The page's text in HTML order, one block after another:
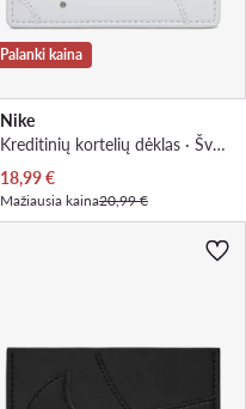
Palanki kaina
Nike
Kreditinių kortelių dėklas · Šviesiai mėlyna
Dabartinė kaina
18,99€
Mažiausia kaina20,99 €